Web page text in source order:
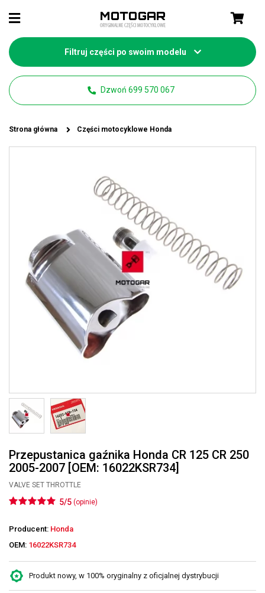
Filtruj części po swoim modelu
Dzwoń 699 570 067
Strona główna Części motocyklowe Honda
Przepustanica gaźnika Honda CR 125 CR 250
2005-2007 [OEM: 16022KSR734]
VALVE SET THROTTLE
5/5 (opinie)
Producent: Honda
OEM: 16022KSR734
Produkt nowy, w 100% oryginalny z oficjalnej dystrybucji